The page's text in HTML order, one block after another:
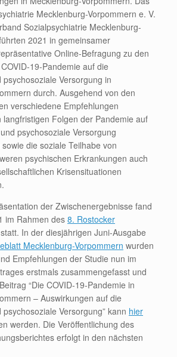
Mecklenburg-Vorpommern e. V.
Sozialpsychiatrie Mecklenburg-
2021 in gemeinsamer
Online-Befragung zu den
19-Pandemie auf die
Versorgung in
durch. Ausgehend von den
verschiedene Empfehlungen
langfristigen Folgen der Pandemie auf
psychosoziale Versorgung
die soziale Teilhabe von
psychischen Erkrankungen auch
Krisensituationen
der Zwischenergebnisse fand
im Rahmen des 8. Rostocker
statt. In der diesjährigen Juni-Ausgabe
Mecklenburg-Vorpommern wurden
Empfehlungen der Studie nun im
erstmals zusammengefasst und
“Die COVID-19-Pandemie in
– Auswirkungen auf die
Versorgung” kann hier
werden. Die Veröffentlichung des
erfolgt in den nächsten